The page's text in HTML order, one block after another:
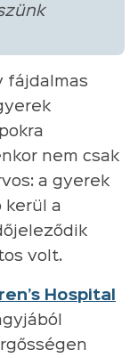
fájdalmas
nem csak
a gyerek
kerül a
volt.
Hospital